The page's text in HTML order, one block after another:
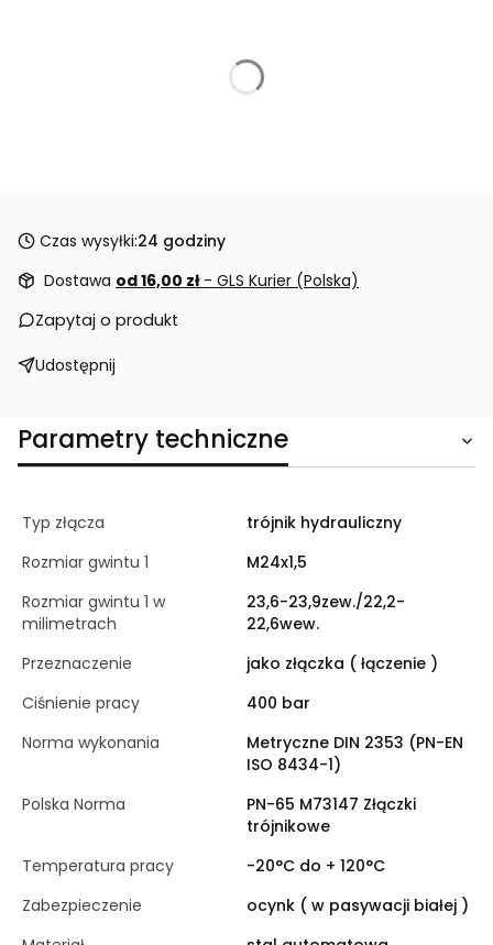
Czas wysyłki:24 godziny
Dostawa od 16,00 zł - GLS Kurier (Polska)
Zapytaj o produkt
Udostępnij
Parametry techniczne
Typ złącza
trójnik hydrauliczny
Rozmiar gwintu 1
M24x1,5
Rozmiar gwintu 1 w
milimetrach
23,6-23,9zew./22,2-
22,6wew.
Przeznaczenie
jako złączka ( łączenie )
Ciśnienie pracy
400 bar
Norma wykonania
Metryczne DIN 2353 (PN-EN
ISO 8434-1)
Polska Norma
PN-65 M73147 Złączki
trójnikowe
Temperatura pracy
-20°C do + 120°C
Zabezpieczenie
ocynk ( w pasywacji białej )